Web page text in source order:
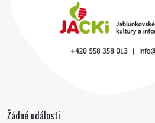
Žádné události